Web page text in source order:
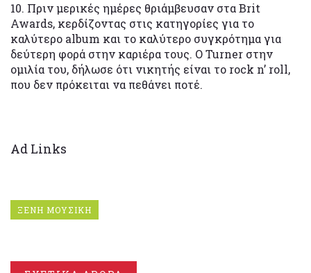
10. Πριν μερικές ημέρες θριάμβευσαν στα Brit
Awards, κερδίζοντας στις κατηγορίες για το
καλύτερο album και το καλύτερο συγκρότημα για
δεύτερη φορά στην καριέρα τους. O Turner στην
ομιλία του, δήλωσε ότι νικητής είναι το rock n’ roll,
που δεν πρόκειται να πεθάνει ποτέ.
Ad Links
ΞΕΝΗ ΜΟΥΣΙΚΗ